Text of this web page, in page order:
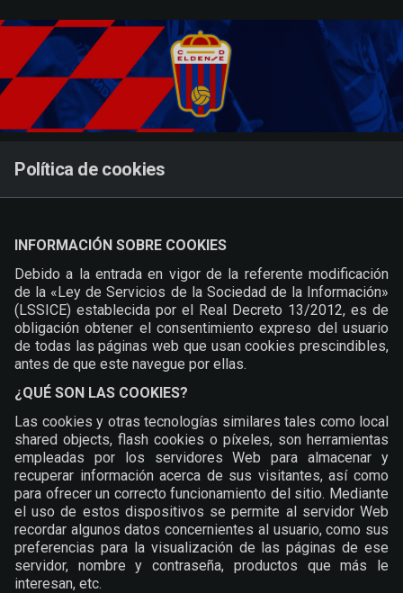
Política de cookies
INFORMACIÓN SOBRE COOKIES
Debido a la entrada en vigor de la referente modificación
de la «Ley de Servicios de la Sociedad de la Información»
(LSSICE) establecida por el Real Decreto 13/2012, es de
obligación obtener el consentimiento expreso del usuario
de todas las páginas web que usan cookies prescindibles,
antes de que este navegue por ellas.
¿QUÉ SON LAS COOKIES?
Las cookies y otras tecnologías similares tales como local
shared objects, flash cookies o píxeles, son herramientas
empleadas por los servidores Web para almacenar y
recuperar información acerca de sus visitantes, así como
para ofrecer un correcto funcionamiento del sitio. Mediante
el uso de estos dispositivos se permite al servidor Web
recordar algunos datos concernientes al usuario, como sus
preferencias para la visualización de las páginas de ese
servidor, nombre y contraseña, productos que más le
interesan, etc.